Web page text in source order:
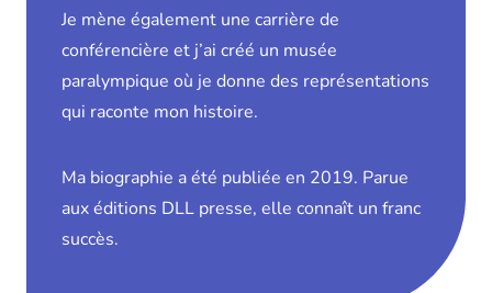
Je mène également une carrière de
conférencière et j’ai créé un musée
paralympique où je donne des représentations
qui raconte mon histoire.
Ma biographie a été publiée en 2019. Parue
aux éditions DLL presse, elle connaît un franc
succès.